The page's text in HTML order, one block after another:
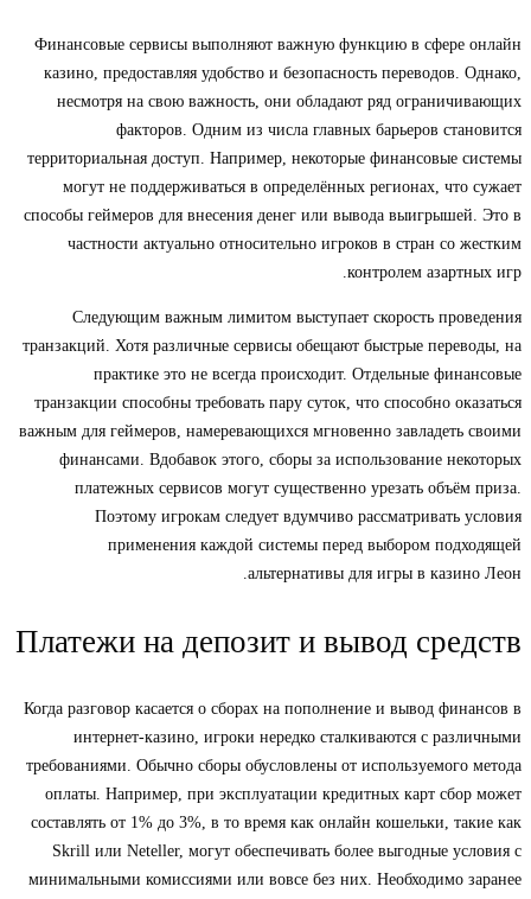
Финансовые сервисы выполняют важную функцию в сфере онлайн
казино, предоставляя удобство и безопасность переводов. Однако,
несмотря на свою важность, они обладают ряд ограничивающих
факторов. Одним из числа главных барьеров становится
территориальная доступ. Например, некоторые финансовые системы
могут не поддерживаться в определённых регионах, что сужает
способы геймеров для внесения денег или вывода выигрышей. Это в
частности актуально относительно игроков в стран со жестким
контролем азартных игр.
Следующим важным лимитом выступает скорость проведения
транзакций. Хотя различные сервисы обещают быстрые переводы, на
практике это не всегда происходит. Отдельные финансовые
транзакции способны требовать пару суток, что способно оказаться
важным для геймеров, намеревающихся мгновенно завладеть своими
финансами. Вдобавок этого, сборы за использование некоторых
платежных сервисов могут существенно урезать объём приза.
Поэтому игрокам следует вдумчиво рассматривать условия
применения каждой системы перед выбором подходящей
альтернативы для игры в казино Леон.
Платежи на депозит и вывод средств
Когда разговор касается о сборах на пополнение и вывод финансов в
интернет-казино, игроки нередко сталкиваются с различными
требованиями. Обычно сборы обусловлены от используемого метода
оплаты. Например, при эксплуатации кредитных карт сбор может
составлять от 1% до 3%, в то время как онлайн кошельки, такие как
Skrill или Neteller, могут обеспечивать более выгодные условия с
минимальными комиссиями или вовсе без них. Необходимо заранее